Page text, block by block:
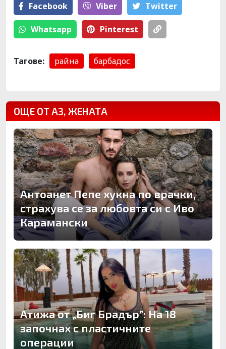
Facebook Viber Тwitter
Whatsapp Pinterest
Тагове: райна барбадос
ОЩЕ ОТ АЗ, ЖЕНАТА
Антоанет Пепе хукна по врачки,
страхува се за любовта си с Иво
Карамански
Атижа от „Биг Брадър”: На 18
започнах с пластичните
операции